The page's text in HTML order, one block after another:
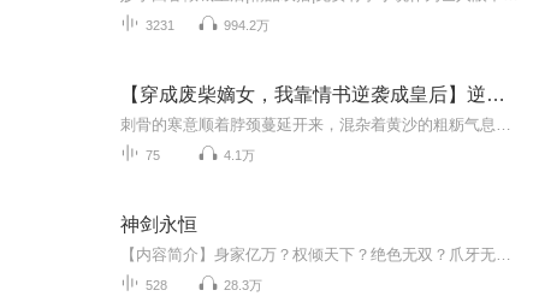
3231 994.2万
【穿成废柴嫡女，我靠情书逆袭成皇后】逆袭皇后
75 4.1万
神剑永恒
528 28.3万